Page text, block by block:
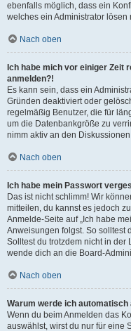
ebenfalls möglich, dass ein
welches ein Administrator lösen
Nach oben
Ich habe mich vor einiger Zeit
anmelden?!
Es kann sein, dass ein
Gründen deaktiviert oder
regelmäßig Benutzer, die für
um die Datenbankgröße zu
nimm aktiv an den
Nach oben
Ich habe mein Passwort
Das ist nicht schlimm! Wir
mitteilen, du kannst es jedoch
Anmelde-Seite auf „Ich habe
Anweisungen folgst. So solltest
Solltest du trotzdem nicht in der
wende dich an die Board-
Nach oben
Warum werde ich automatisch
Wenn du beim Anmelden das
auswählst, wirst du nur für eine